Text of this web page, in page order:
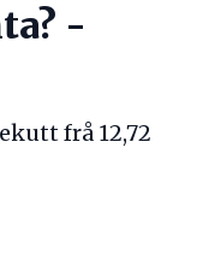
-
frå 12,72